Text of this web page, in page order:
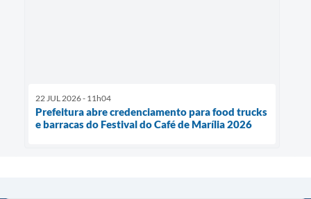
22 JUL 2026 - 11h04
Prefeitura abre credenciamento para food trucks
e barracas do Festival do Café de Marília 2026